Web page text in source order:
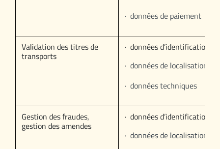
· données de paiement
Validation des titres de
transports
· données d’identification,
· données de localisation,
· données techniques
Gestion des fraudes,
gestion des amendes
· données d’identification,
· données de localisation,